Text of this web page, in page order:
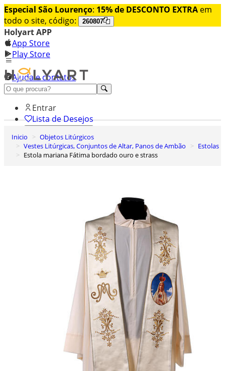
Especial São Lourenço: 15% de DESCONTO EXTRA em
todo o site, código:
260807
Holyart APP
App Store
Play Store
Ajuda e contatos
Conheça premium
Entrar
Lista de Desejos
0
Carrinho de Compras
Inicio
Objetos Litúrgicos
Vestes Litúrgicas, Conjuntos de Altar, Panos de Ambão
Estolas
Estola mariana Fátima bordado ouro e strass